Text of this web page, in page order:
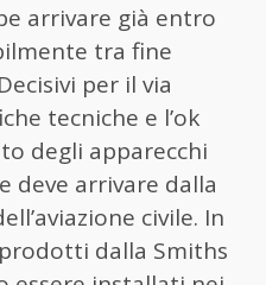
arrivare già entro
tra fine
per il via
tecniche e l’ok
degli apparecchi
deve arrivare dalla
civile. In
dalla Smiths